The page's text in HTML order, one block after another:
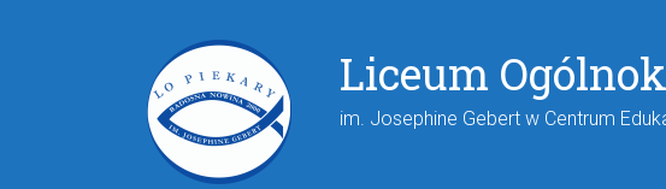
Liceum
im. Josephine Gebert w Centrum